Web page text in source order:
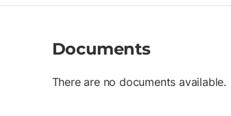
inoxydable incluse pour le montage sur diverses
stabilité optimaleDocuments
There are no documents available.